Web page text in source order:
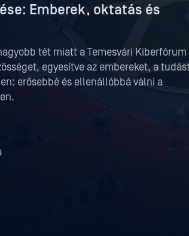
Emberek, oktatás és
tét miatt a Temesvári Kiberfórum
egyesítve az embereket, a
erősebbé és ellenállóbbá válni a